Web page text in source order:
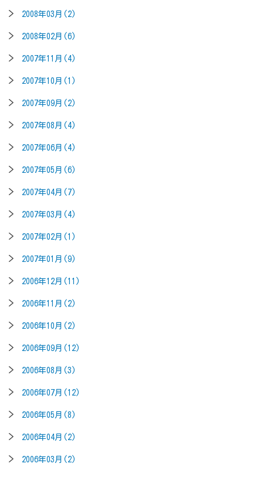
2008年03月(2)
2008年02月(6)
2007年11月(4)
2007年10月(1)
2007年09月(2)
2007年08月(4)
2007年06月(4)
2007年05月(6)
2007年04月(7)
2007年03月(4)
2007年02月(1)
2007年01月(9)
2006年12月(11)
2006年11月(2)
2006年10月(2)
2006年09月(12)
2006年08月(3)
2006年07月(12)
2006年05月(8)
2006年04月(2)
2006年03月(2)